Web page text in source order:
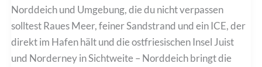
Norddeich und Umgebung, die du nicht verpassen
solltest Raues Meer, feiner Sandstrand und ein ICE, der
direkt im Hafen hält und die ostfriesischen Insel Juist
und Norderney in Sichtweite – Norddeich bringt die